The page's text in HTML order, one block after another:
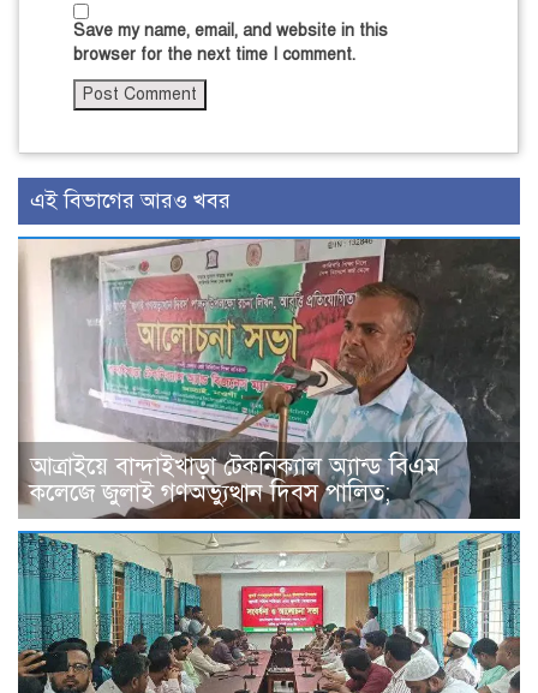
Save my name, email, and website in this
browser for the next time I comment.
এই বিভাগের আরও খবর
আত্রাইয়ে বান্দাইখাড়া টেকনিক্যাল অ্যান্ড বিএম
কলেজে জুলাই গণঅভ্যুত্থান দিবস পালিত;